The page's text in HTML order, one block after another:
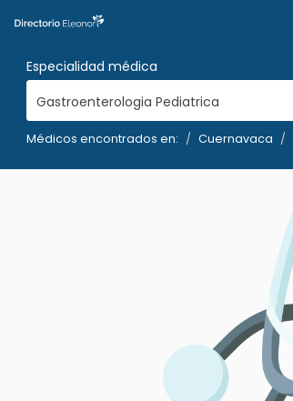
Especialidad médica
Gastroenterologia Pediatrica
Médicos encontrados en: Cuernavaca